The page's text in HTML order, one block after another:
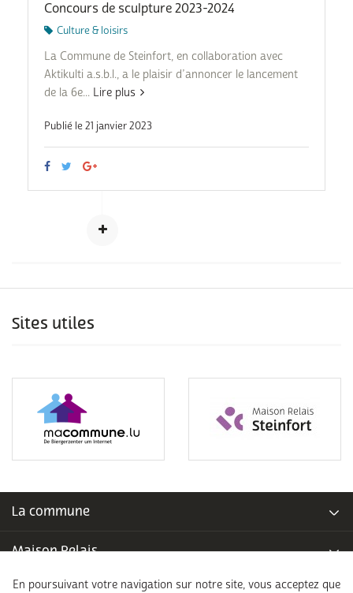
Concours de sculpture 2023-2024
Culture & loisirs
La Commune de Steinfort, en collaboration avec
Aktikulti a.s.b.l., a le plaisir d’annoncer le lancement
de la 6e... Lire plus
Publié le 21 janvier 2023
Sites utiles
La commune
Maison Relais
En poursuivant votre navigation sur notre site, vous acceptez que